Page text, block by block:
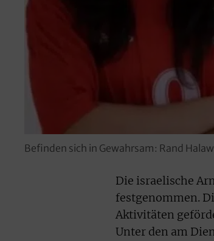
Befinden sich in Gewahrsam: Rand
Die israelische
festgenommen.
Aktivitäten
Unter den am